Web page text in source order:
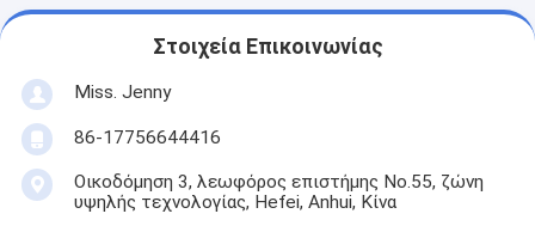
Στοιχεία Επικοινωνίας
Miss. Jenny
86-17756644416
Οικοδόμηση 3, λεωφόρος επιστήμης No.55, ζώνη
υψηλής τεχνολογίας, Hefei, Anhui, Κίνα